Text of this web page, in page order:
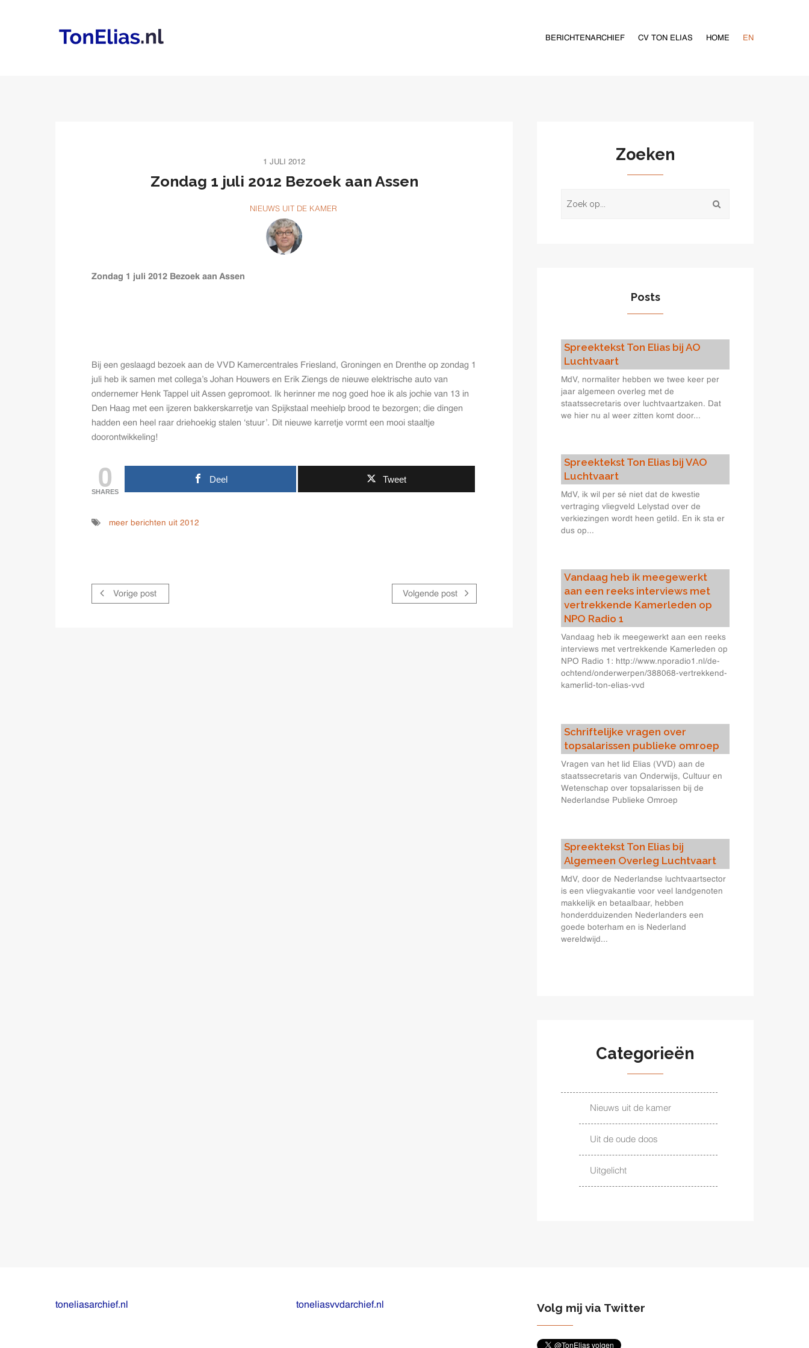
BERICHTENARCHIEF CV TON ELIAS HOME EN
1 JULI 2012
Zondag 1 juli 2012 Bezoek aan Assen
NIEUWS UIT DE KAMER
Zondag 1 juli 2012 Bezoek aan Assen
Bij een geslaagd bezoek aan de VVD Kamercentrales Friesland, Groningen en Drenthe op zondag 1
juli heb ik samen met collega’s Johan Houwers en Erik Ziengs de nieuwe elektrische auto van
ondernemer Henk Tappel uit Assen gepromoot. Ik herinner me nog goed hoe ik als jochie van 13 in
Den Haag met een ijzeren bakkerskarretje van Spijkstaal meehielp brood te bezorgen; die dingen
hadden een heel raar driehoekig stalen ‘stuur’. Dit nieuwe karretje vormt een mooi staaltje
doorontwikkeling!
0
SHARES
Deel Tweet
meer berichten uit 2012
Vorige post Volgende post
Zoeken
Posts
Spreektekst Ton Elias bij AO
Luchtvaart
MdV, normaliter hebben we twee keer per
jaar algemeen overleg met de
staatssecretaris over luchtvaartzaken. Dat
we hier nu al weer zitten komt door...
Spreektekst Ton Elias bij VAO
Luchtvaart
MdV, ik wil per sé niet dat de kwestie
vertraging vliegveld Lelystad over de
verkiezingen wordt heen getild. En ik sta er
dus op...
Vandaag heb ik meegewerkt
aan een reeks interviews met
vertrekkende Kamerleden op
NPO Radio 1
Vandaag heb ik meegewerkt aan een reeks
interviews met vertrekkende Kamerleden op
NPO Radio 1: http://www.nporadio1.nl/de-
ochtend/onderwerpen/388068-vertrekkend-
kamerlid-ton-elias-vvd
Schriftelijke vragen over
topsalarissen publieke omroep
Vragen van het lid Elias (VVD) aan de
staatssecretaris van Onderwijs, Cultuur en
Wetenschap over topsalarissen bij de
Nederlandse Publieke Omroep
Spreektekst Ton Elias bij
Algemeen Overleg Luchtvaart
MdV, door de Nederlandse luchtvaartsector
is een vliegvakantie voor veel landgenoten
makkelijk en betaalbaar, hebben
honderdduizenden Nederlanders een
goede boterham en is Nederland
wereldwijd...
Categorieën
Nieuws uit de kamer
Uit de oude doos
Uitgelicht
toneliasarchief.nl toneliasvvdarchief.nl Volg mij via Twitter